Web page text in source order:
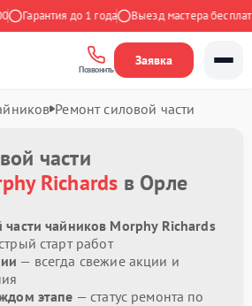
Гарантия до 1 года Выезд мастера бесплатно
Позвонить
Заявка
Ремонт силовой части
части
Richards в Орле
части чайников Morphy Richards
старт работ
— всегда свежие акции и
этапе — статус ремонта по